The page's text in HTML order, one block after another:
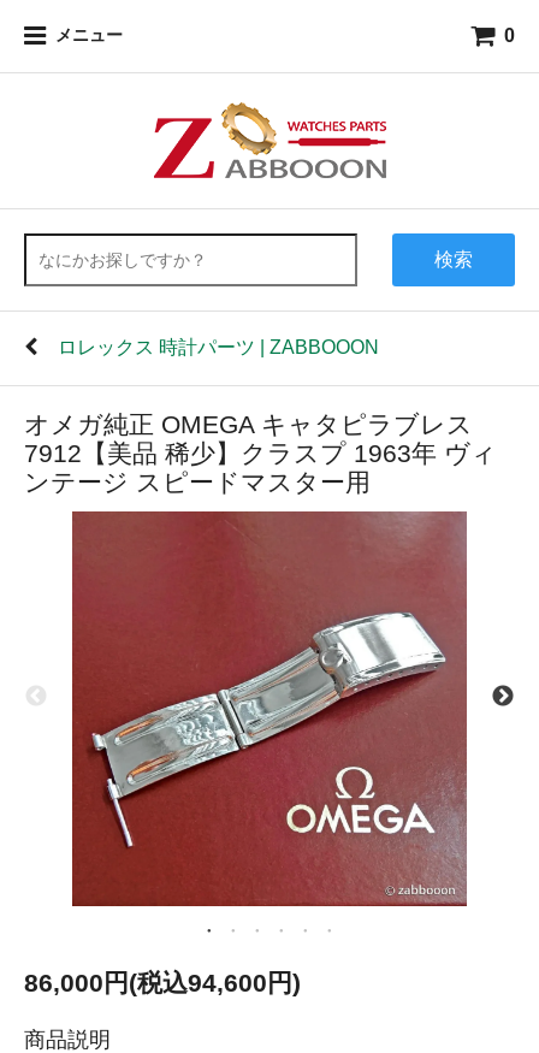
メニュー 0
検索
ロレックス 時計パーツ | ZABBOOON
オメガ純正 OMEGA キャタピラブレス
7912【美品 稀少】クラスプ 1963年 ヴィ
ンテージ スピードマスター用
86,000円(税込94,600円)
商品説明